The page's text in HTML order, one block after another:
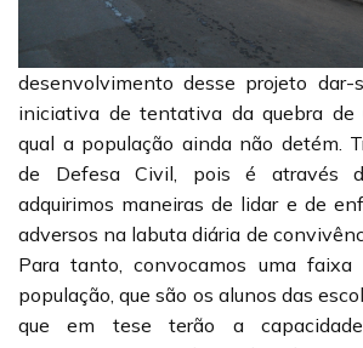
desenvolvimento desse projeto
iniciativa de tentativa da quebra de
qual a população ainda não detém.
de Defesa Civil, pois é através
adquirimos maneiras de lidar e de
adversos na labuta diária de
Para tanto, convocamos uma faixa
população, que são os alunos das
que em tese terão a